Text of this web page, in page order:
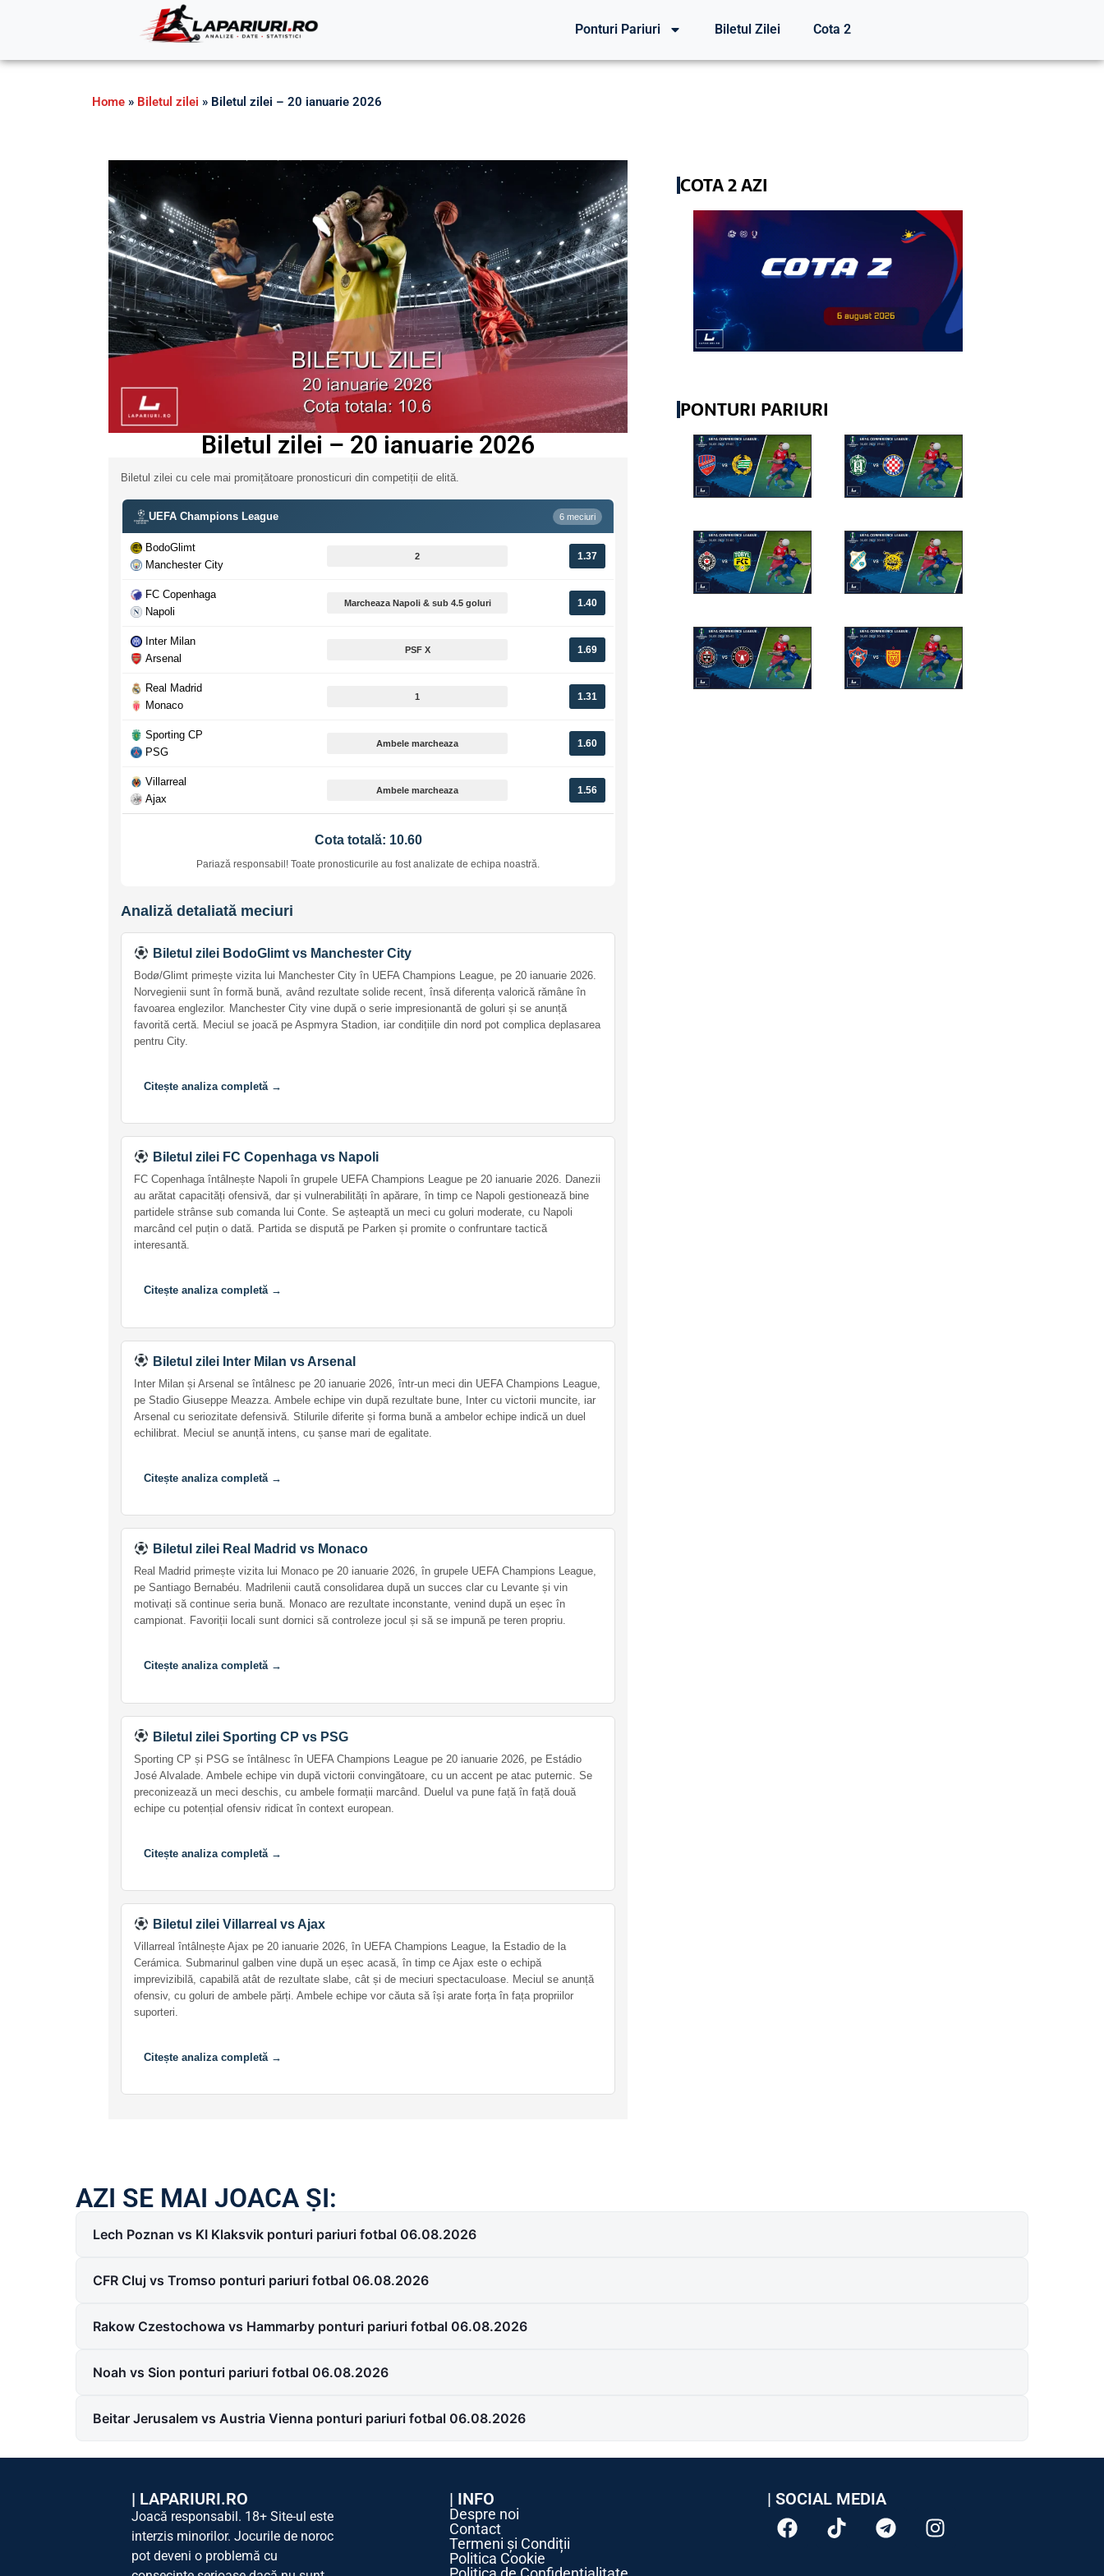
Ponturi Pariuri Biletul Zilei Cota 2
Home » Biletul zilei » Biletul zilei – 20 ianuarie 2026
Biletul zilei – 20 ianuarie 2026
Biletul zilei cu cele mai promițătoare pronosticuri din competiții de elită.
UEFA Champions League 6 meciuri
BodoGlimt
Manchester City
2 1.37
FC Copenhaga
Napoli
Marcheaza Napoli & sub 4.5 goluri 1.40
Inter Milan
Arsenal
PSF X 1.69
Real Madrid
Monaco
1 1.31
Sporting CP
PSG
Ambele marcheaza 1.60
Villarreal
Ajax
Ambele marcheaza 1.56
Cota totală: 10.60
Pariază responsabil! Toate pronosticurile au fost analizate de echipa noastră.
Analiză detaliată meciuri
Biletul zilei BodoGlimt vs Manchester City
Bodø/Glimt primește vizita lui Manchester City în UEFA Champions League, pe 20 ianuarie 2026.
Norvegienii sunt în formă bună, având rezultate solide recent, însă diferența valorică rămâne în
favoarea englezilor. Manchester City vine după o serie impresionantă de goluri și se anunță
favorită certă. Meciul se joacă pe Aspmyra Stadion, iar condițiile din nord pot complica deplasarea
pentru City.
Citește analiza completă →
Biletul zilei FC Copenhaga vs Napoli
FC Copenhaga întâlnește Napoli în grupele UEFA Champions League pe 20 ianuarie 2026. Danezii
au arătat capacități ofensivă, dar și vulnerabilități în apărare, în timp ce Napoli gestionează bine
partidele strânse sub comanda lui Conte. Se așteaptă un meci cu goluri moderate, cu Napoli
marcând cel puțin o dată. Partida se dispută pe Parken și promite o confruntare tactică
interesantă.
Citește analiza completă →
Biletul zilei Inter Milan vs Arsenal
Inter Milan și Arsenal se întâlnesc pe 20 ianuarie 2026, într-un meci din UEFA Champions League,
pe Stadio Giuseppe Meazza. Ambele echipe vin după rezultate bune, Inter cu victorii muncite, iar
Arsenal cu seriozitate defensivă. Stilurile diferite și forma bună a ambelor echipe indică un duel
echilibrat. Meciul se anunță intens, cu șanse mari de egalitate.
Citește analiza completă →
Biletul zilei Real Madrid vs Monaco
Real Madrid primește vizita lui Monaco pe 20 ianuarie 2026, în grupele UEFA Champions League,
pe Santiago Bernabéu. Madrilenii caută consolidarea după un succes clar cu Levante și vin
motivați să continue seria bună. Monaco are rezultate inconstante, venind după un eșec în
campionat. Favoriții locali sunt dornici să controleze jocul și să se impună pe teren propriu.
Citește analiza completă →
Biletul zilei Sporting CP vs PSG
Sporting CP și PSG se întâlnesc în UEFA Champions League pe 20 ianuarie 2026, pe Estádio
José Alvalade. Ambele echipe vin după victorii convingătoare, cu un accent pe atac puternic. Se
preconizează un meci deschis, cu ambele formații marcând. Duelul va pune față în față două
echipe cu potențial ofensiv ridicat în context european.
Citește analiza completă →
Biletul zilei Villarreal vs Ajax
Villarreal întâlnește Ajax pe 20 ianuarie 2026, în UEFA Champions League, la Estadio de la
Cerámica. Submarinul galben vine după un eșec acasă, în timp ce Ajax este o echipă
imprevizibilă, capabilă atât de rezultate slabe, cât și de meciuri spectaculoase. Meciul se anunță
ofensiv, cu goluri de ambele părți. Ambele echipe vor căuta să își arate forța în fața propriilor
suporteri.
Citește analiza completă →
COTA 2 AZI
PONTURI PARIURI
AZI SE MAI JOACA ȘI:
Lech Poznan vs KI Klaksvik ponturi pariuri fotbal 06.08.2026
CFR Cluj vs Tromso ponturi pariuri fotbal 06.08.2026
Rakow Czestochowa vs Hammarby ponturi pariuri fotbal 06.08.2026
Noah vs Sion ponturi pariuri fotbal 06.08.2026
Beitar Jerusalem vs Austria Vienna ponturi pariuri fotbal 06.08.2026
| LAPARIURI.RO
Joacă responsabil. 18+ Site-ul este
interzis minorilor. Jocurile de noroc
pot deveni o problemă cu
| INFO
Despre noi
Contact
Termeni și Condiții
Politica Cookie
| SOCIAL MEDIA